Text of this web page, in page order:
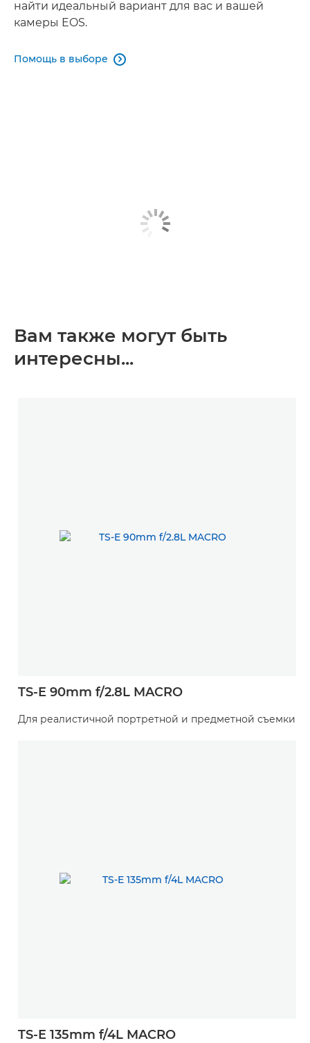
найти идеальный вариант для вас и вашей
камеры EOS.
Помощь в выборе 
Вам также могут быть
интересны...
TS-E 90mm f/2.8L MACRO
Для реалистичной портретной и предметной съемки
TS-E 135mm f/4L MACRO